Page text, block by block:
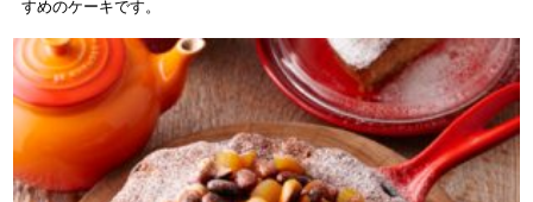
すめのケーキです。